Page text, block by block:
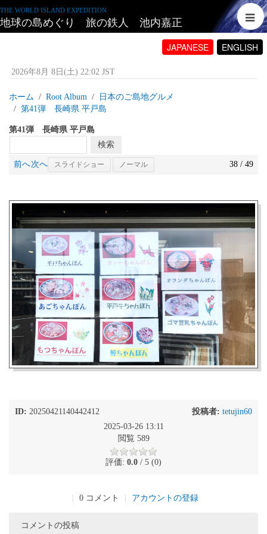
THE WORLD ISLAND EXPEDITION
地球の島めぐり 旅の鉄人 池内嘉正
JAPANESE ENGLISH
2026年8月 8日(土) 22:02 JST
ホーム Root Album
日本のご島地グルメ
第41弾 長崎県 平戸島
第41弾 長崎県 平戸島
前へ次へ スライドショー ノーマル 38 / 49
ID: 20250421140442412 投稿者: tetujin60
2025-03-26 13:11
閲覧 589
評価: 0.0 / 5 (0)
0 コメント アカウントの登録
コメントの投稿